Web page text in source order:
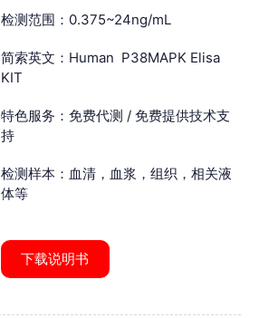
检测范围：0.375~24ng/mL
简索英文：Human P38MAPK Elisa
KIT
特色服务：免费代测 / 免费提供技术支
持
检测样本：血清，血浆，组织，相关液
体等
下载说明书